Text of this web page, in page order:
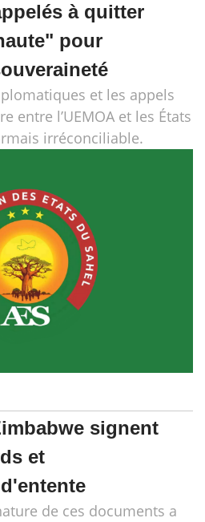
à quitter
pour
et les appels
entre l’UEMOA et les États
irréconciliable.
signent
et
de ces documents a